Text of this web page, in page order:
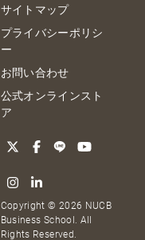
サイトマップ
プライバシーポリシ
ー
お問い合わせ
公式オンラインスト
ア
Copyright © 2026 NUCB
Business School. All
Rights Reserved.